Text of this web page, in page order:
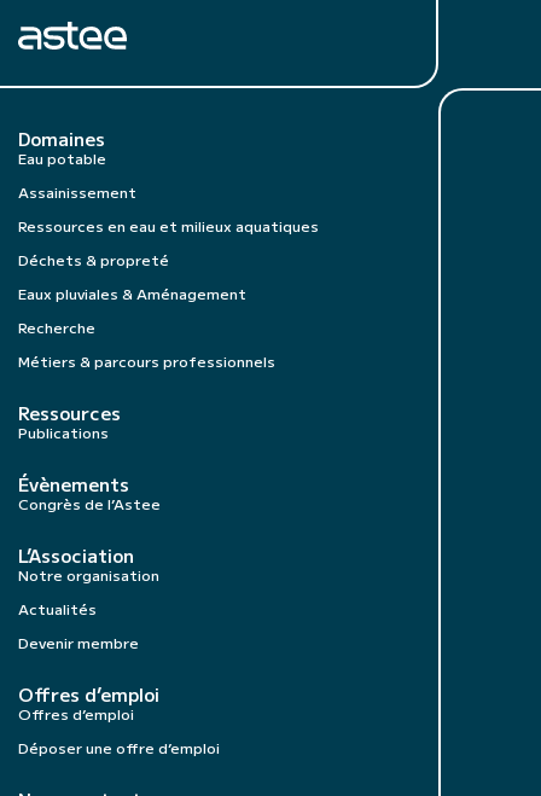
Domaines
Eau potable
Assainissement
Ressources en eau et milieux aquatiques
Déchets & propreté
Eaux pluviales & Aménagement
Recherche
Métiers & parcours professionnels
Ressources
Publications
Évènements
Congrès de l’Astee
L’Association
Notre organisation
Actualités
Devenir membre
Offres d’emploi
Offres d’emploi
Déposer une offre d’emploi